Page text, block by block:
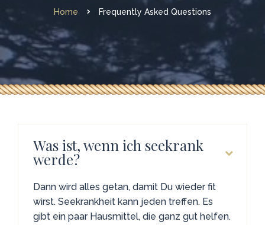
Home Frequently Asked Questions
Was ist, wenn ich seekrank
werde?
Dann wird alles getan, damit Du wieder fit
wirst. Seekrankheit kann jeden treffen. Es
gibt ein paar Hausmittel, die ganz gut helfen.